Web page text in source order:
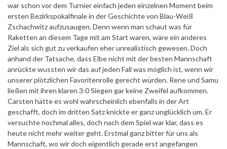
war schon vor dem Turnier einfach jeden einzelnen Moment beim
ersten Bezirkspokalfinale in der Geschichte von Blau-Weiß
Zschachwitz aufzusaugen. Denn wenn man schaut was für
Raketten an diesem Tage mit am Start waren, wäre ein anderes
Ziel als sich gut zu verkaufen eher unrealistisch gewesen.Doch
anhand der Tatsache, dass Elbe nicht mit der besten Mannschaft
anrückte wussten wir das auf jeden Fall was möglich ist, wenn wir
unserer plötzlichen Favoritenrolle gerecht würden. Rene und Samu
ließen mit ihren klaren 3:0 Siegen gar keine Zweifel aufkommen.
Carsten hätte es wohl wahrscheinlich ebenfalls in der Art
geschafft, doch im dritten Satz knickte er ganz unglücklich um. Er
versuchte nochmal alles, doch nach dem Spiel war klar, dass es
heute nicht mehr weiter geht. Erstmal ganz bitter für uns als
Mannschaft, wo wir doch eigentlich gerade erst angefangen